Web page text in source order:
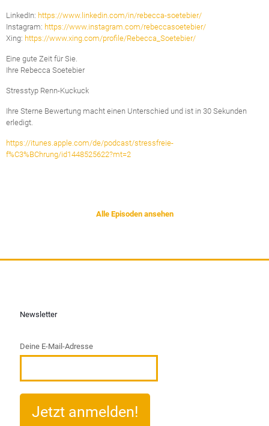
LinkedIn: https://www.linkedin.com/in/rebecca-soetebier/
Instagram: https://www.instagram.com/rebeccasoetebier/
Xing: https://www.xing.com/profile/Rebecca_Soetebier/
Eine gute Zeit für Sie.
Ihre Rebecca Soetebier
Stresstyp Renn-Kuckuck
Ihre Sterne Bewertung macht einen Unterschied und ist in 30 Sekunden
erledigt.
https://itunes.apple.com/de/podcast/stressfreie-
f%C3%BChrung/id1448525622?mt=2
Alle Episoden ansehen
Newsletter
Deine E-Mail-Adresse